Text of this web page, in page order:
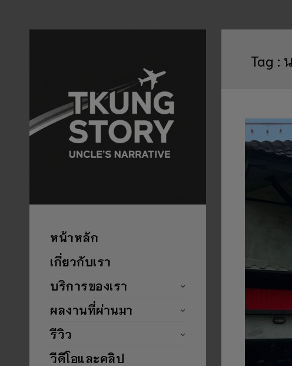
หน้าหลัก
เกี่ยวกับเรา
บริการของเรา
ผลงานที่ผ่านมา
รีวิว
วีดีโอและคลิป
Tag :